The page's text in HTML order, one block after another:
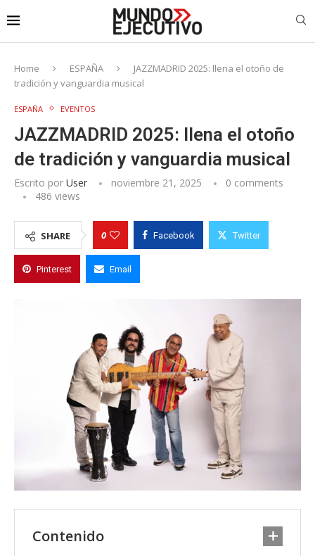
Home ESPAÑA
JAZZMADRID 2025: llena el otoño de
tradición y vanguardia musical
ESPAÑA EVENTOS
JAZZMADRID 2025: llena el otoño
de tradición y vanguardia musical
Escrito por User noviembre 21, 2025
0 comments
486 views
SHARE 0 Facebook Twitter
Pinterest Email
Contenido